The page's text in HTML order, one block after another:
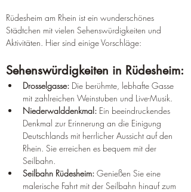
Rüdesheim am Rhein ist ein wunderschönes
Städtchen mit vielen Sehenswürdigkeiten und
Aktivitäten. Hier sind einige Vorschläge:
Sehenswürdigkeiten in Rüdesheim:
Drosselgasse: Die berühmte, lebhafte Gasse
mit zahlreichen Weinstuben und Live-Musik.
Niederwalddenkmal: Ein beeindruckendes
Denkmal zur Erinnerung an die Einigung
Deutschlands mit herrlicher Aussicht auf den
Rhein. Sie erreichen es bequem mit der
Seilbahn.
Seilbahn Rüdesheim: Genießen Sie eine
malerische Fahrt mit der Seilbahn hinauf zum